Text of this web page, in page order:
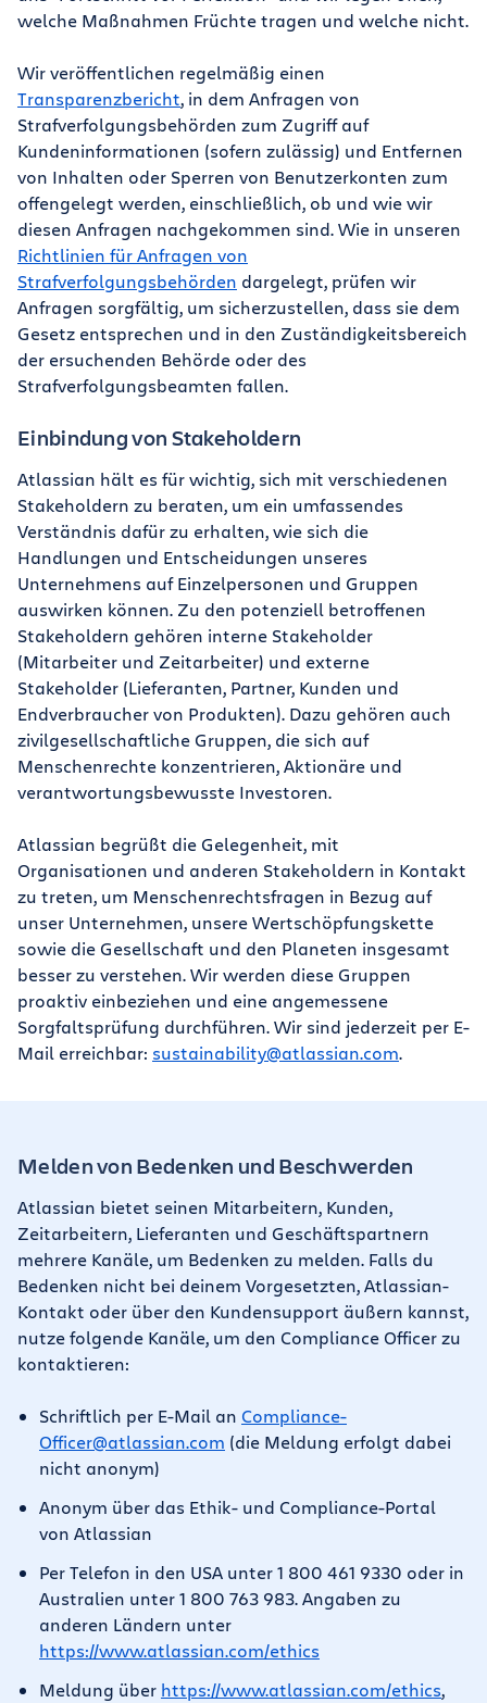
welche Maßnahmen Früchte tragen und welche nicht.
Wir veröffentlichen regelmäßig einen
Transparenzbericht, in dem Anfragen von
Strafverfolgungsbehörden zum Zugriff auf
Kundeninformationen (sofern zulässig) und Entfernen
von Inhalten oder Sperren von Benutzerkonten zum
offengelegt werden, einschließlich, ob und wie wir
diesen Anfragen nachgekommen sind. Wie in unseren
Richtlinien für Anfragen von
Strafverfolgungsbehörden dargelegt, prüfen wir
Anfragen sorgfältig, um sicherzustellen, dass sie dem
Gesetz entsprechen und in den Zuständigkeitsbereich
der ersuchenden Behörde oder des
Strafverfolgungsbeamten fallen.
Einbindung von Stakeholdern
Atlassian hält es für wichtig, sich mit verschiedenen
Stakeholdern zu beraten, um ein umfassendes
Verständnis dafür zu erhalten, wie sich die
Handlungen und Entscheidungen unseres
Unternehmens auf Einzelpersonen und Gruppen
auswirken können. Zu den potenziell betroffenen
Stakeholdern gehören interne Stakeholder
(Mitarbeiter und Zeitarbeiter) und externe
Stakeholder (Lieferanten, Partner, Kunden und
Endverbraucher von Produkten). Dazu gehören auch
zivilgesellschaftliche Gruppen, die sich auf
Menschenrechte konzentrieren, Aktionäre und
verantwortungsbewusste Investoren.
Atlassian begrüßt die Gelegenheit, mit
Organisationen und anderen Stakeholdern in Kontakt
zu treten, um Menschenrechtsfragen in Bezug auf
unser Unternehmen, unsere Wertschöpfungskette
sowie die Gesellschaft und den Planeten insgesamt
besser zu verstehen. Wir werden diese Gruppen
proaktiv einbeziehen und eine angemessene
Sorgfaltsprüfung durchführen. Wir sind jederzeit per E-
Mail erreichbar: sustainability@atlassian.com.
Melden von Bedenken und Beschwerden
Atlassian bietet seinen Mitarbeitern, Kunden,
Zeitarbeitern, Lieferanten und Geschäftspartnern
mehrere Kanäle, um Bedenken zu melden. Falls du
Bedenken nicht bei deinem Vorgesetzten, Atlassian-
Kontakt oder über den Kundensupport äußern kannst,
nutze folgende Kanäle, um den Compliance Officer zu
kontaktieren:
Schriftlich per E-Mail an Compliance-
Officer@atlassian.com (die Meldung erfolgt dabei
nicht anonym)
Anonym über das Ethik- und Compliance-Portal
von Atlassian
Per Telefon in den USA unter 1 800 461 9330 oder in
Australien unter 1 800 763 983. Angaben zu
anderen Ländern unter
https://www.atlassian.com/ethics
Meldung über https://www.atlassian.com/ethics,